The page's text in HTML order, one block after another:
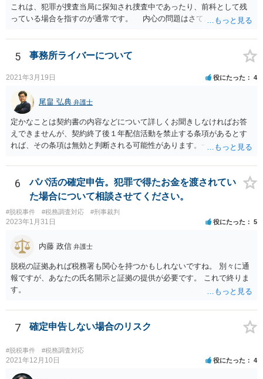
これは、犯罪が捜査当局に探知され捜査中であったり、前科として残
っている場合を指すのが通常です。 内心の問題はさておき、ご質問
5 事務所ライバーについて
2021年3月19日 役にたった 4
尾畠 弘典 弁護士
定かなことは契約書の内容などについて詳しくお聞きしなければお答
えできませんが、契約終了後１年配信活動を禁止する条項があるとす
れば、その条項は無効と判断される可能性があります。一度実際に弁
した方がよろしいかと存じます。
6
パパ活の確定申告。犯罪で得たお金を渡されてい
た場合について相談させてください。
#脱税事件 #税務調査対応 #刑事裁判
2023年1月31日 役にたった 5
内藤 政信 弁護士
脱税の証拠あれば税務署も関心を持つかもしれないですね。 別々に通
報ですが、あなたの氏名開示と証拠の提供が必要です。 これで終りま
す。
7 確定申告しない場合のリスク
#脱税事件 #税務調査対応
2021年12月10日 役にたった 4